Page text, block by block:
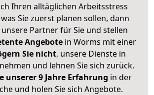
Ihren alltäglichen Arbeitsstress
Sie zuerst planen sollen, dann
Partner für Sie und stellen
Angebote in Worms mit einer
Sie nicht, unsere Dienste in
und lehnen Sie sich zurück.
unserer 9 Jahre Erfahrung in der
und holen Sie sich Angebote.